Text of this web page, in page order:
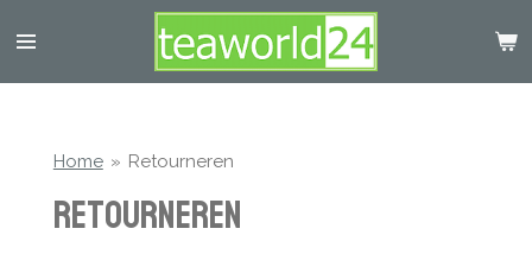
direct
Home » Retourneren
Retourneren